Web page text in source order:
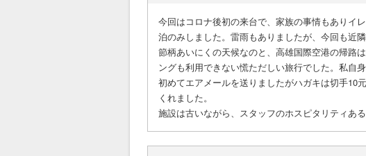
今回はコロナ後初の来台で、家族の事情もありイ
泊のみしました。雷雨もありましたが、今回も近
節柄あいにくの天候なのと、高雄国際空港の帰路
ングも利用できない慌ただしい旅行でした。私自
初めてエアメールを送りましたがハガキは切手10
くれました。
施設は古いながら、スタッフのホスピタリティあ